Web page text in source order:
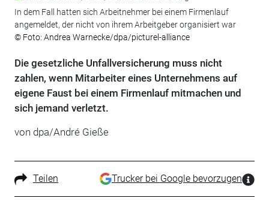
In dem Fall hatten sich Arbeitnehmer bei einem Firmenlauf
angemeldet, der nicht von ihrem Arbeitgeber organisiert war
© Foto: Andrea Warnecke/dpa/picturel-alliance
Die gesetzliche Unfallversicherung muss nicht
zahlen, wenn Mitarbeiter eines Unternehmens auf
eigene Faust bei einem Firmenlauf mitmachen und
sich jemand verletzt.
von dpa/André Gieße
Teilen Trucker bei Google bevorzugen